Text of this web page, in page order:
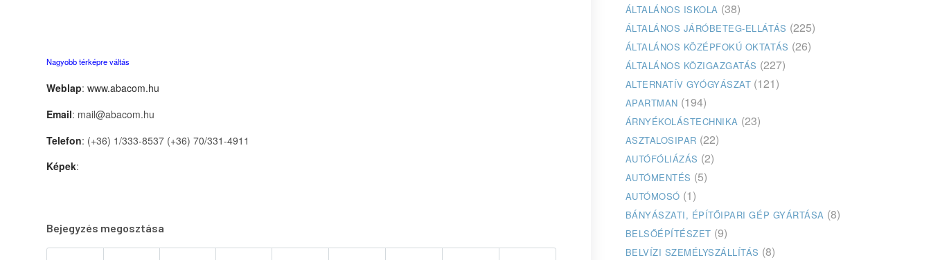
Nagyobb térképre váltás
Weblap: www.abacom.hu
Email: mail@abacom.hu
Telefon: (+36) 1/333-8537 (+36) 70/331-4911
Képek:
Bejegyzés megosztása
ÁLTALÁNOS ISKOLA (38)
ÁLTALÁNOS JÁRÓBETEG-ELLÁTÁS (225)
ÁLTALÁNOS KÖZÉPFOKÚ OKTATÁS (26)
ÁLTALÁNOS KÖZIGAZGATÁS (227)
ALTERNATÍV GYÓGYÁSZAT (121)
APARTMAN (194)
ÁRNYÉKOLÁSTECHNIKA (23)
ASZTALOSIPAR (22)
AUTÓFÓLIÁZÁS (2)
AUTÓMENTÉS (5)
AUTÓMOSÓ (1)
BÁNYÁSZATI, ÉPÍTŐIPARI GÉP GYÁRTÁSA (8)
BELSŐÉPÍTÉSZET (9)
BELVÍZI SZEMÉLYSZÁLLÍTÁS (8)